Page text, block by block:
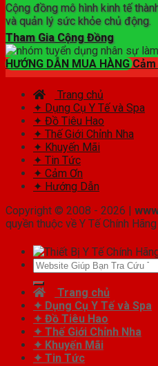
Cộng đồng mô hình kinh tế
và quản lý sức khỏe chủ động.
Tham Gia Cộng Đồng
HƯỚNG DẪN MUA HÀNG
Trang chủ
✦ Dụng Cụ Y Tế và Spa
✦ Đồ Tiêu Hao
✦ Thế Giới Chỉnh Nha
✦ Khuyến Mãi
✦ Tin Tức
✦ Cảm Ơn
✦ Hướng Dẫn
Copyright © 2008 - 2026 |
quyền thuộc về Y Tế Chính Hãng
Tìm
kiếm:
Trang chủ
✦ Dụng Cụ Y Tế và Spa
✦ Đồ Tiêu Hao
✦ Thế Giới Chỉnh Nha
✦ Khuyến Mãi
✦ Tin Tức